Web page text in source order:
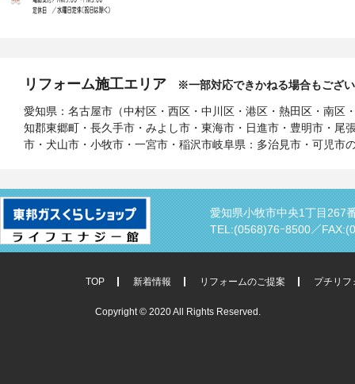
リフォーム施工エリア ※一部対応できかねる場合もござ
愛知県：名古屋市（中村区・西区・中川区・港区・熱田区・南
知郡東郷町・長久手市・みよし市・東海市・日進市・豊明市・
市・犬山市・小牧市・一宮市・稲沢市岐阜県：多治見市・可児市
愛知県小牧市中央1丁目267
TEL:(0568)76ｰ8500／
TOP 新着情報 リフォームのご提案 プチリフ
Copyright © 2020 All Rights Reserved.